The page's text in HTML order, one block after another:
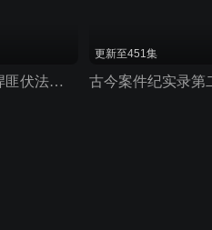
大案纪实：传奇悍匪伏法集第二季
更新至451集
古今案件纪实录第